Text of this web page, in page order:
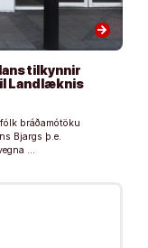
arrow_forward
tilkynnir
Landlæknis
bráðamótöku
Bjargs þ.e.
…